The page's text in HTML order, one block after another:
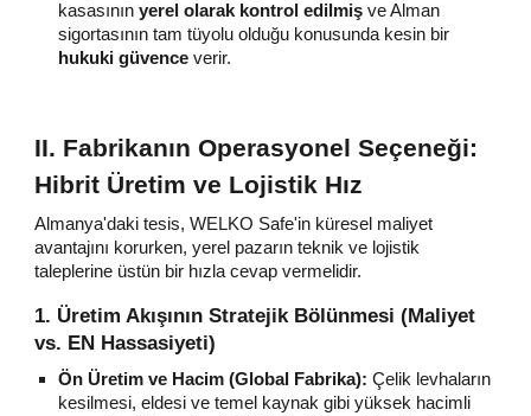
kasasınınyerel olarak kontrol edilmiş ve Alman
sigortasının tam tüyolu olduğu konusunda kesin bir
hukuki güvence verir.
II. Fabrikanın Operasyonel Seçeneği:
Hibrit Üretim ve Lojistik Hız
Almanya'daki tesis, WELKO Safe'in küresel maliyet
avantajını korurken, yerel pazarın teknik ve lojistik
taleplerine üstün bir hızla cevap vermelidir.
1. Üretim Akışının Stratejik Bölünmesi (Maliyet
vs. EN Hassasiyeti)
Ön Üretim ve Hacim (Global Fabrika): Çelik levhaların
kesilmesi, eldesi ve temel kaynak gibi yüksek hacimli